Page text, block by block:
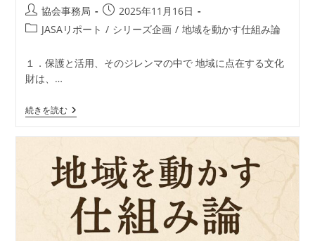
の
地
域
値
づ
投
稿
協会事務局
投
稿
日:
2025年11月16日
投
カ
テ
ゴ
ー:
JASAリポート / シリーズ企画 / 地域を動かす仕組み論
１．保護と活用、そのジレンマの中で 地域に点在する文化
財は、…
続きを読む地
域
か
す
仕
組
論
―
JASA